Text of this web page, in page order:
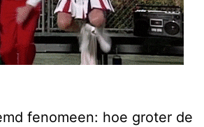
fenomeen: hoe groter de